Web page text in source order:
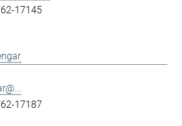
17145
17187